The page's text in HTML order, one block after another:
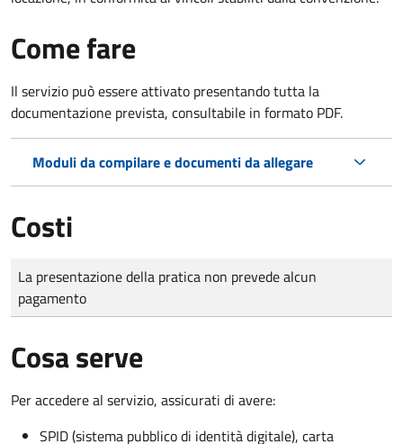
Come fare
Il servizio può essere attivato presentando tutta la
documentazione prevista, consultabile in formato PDF.
Moduli da compilare e documenti da allegare
Costi
Tipo di pagamento
Importo
La presentazione della pratica non prevede alcun
pagamento
Cosa serve
Per accedere al servizio, assicurati di avere:
SPID (sistema pubblico di identità digitale), carta